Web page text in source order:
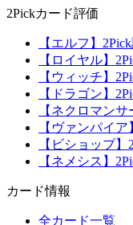
2Pickカード評価
【エルフ】
【ロイヤル】
【ウィッチ】
【ドラゴン】
【ネクロマン
【ヴァンパイア
【ビショップ】
【ネメシス】
カード情報
全カード一覧